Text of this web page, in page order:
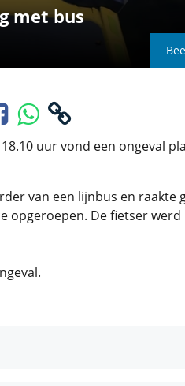
met bus
uur vond een ongeval
van een lijnbus en raakte
De fietser werd